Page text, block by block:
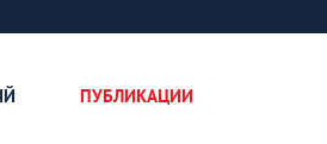
ПУБЛИКАЦИИ